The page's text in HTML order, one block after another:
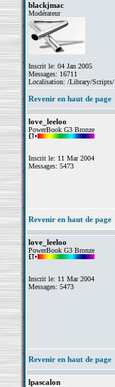
blackjmac
Modérateur
Inscrit le: 04 Jan 2005
Messages: 16711
Localisation: /Library/Scripts/
Revenir en haut de page
love_leeloo
PowerBook G3 Bronze
Inscrit le: 11 Mar 2004
Messages: 5473
Revenir en haut de page
love_leeloo
PowerBook G3 Bronze
Inscrit le: 11 Mar 2004
Messages: 5473
Revenir en haut de page
lpascalon